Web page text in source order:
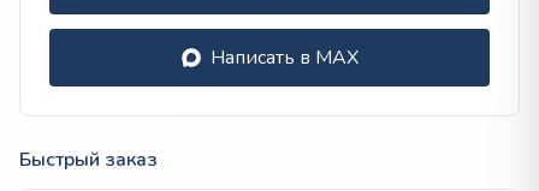
Написать в MAX
Быстрый заказ